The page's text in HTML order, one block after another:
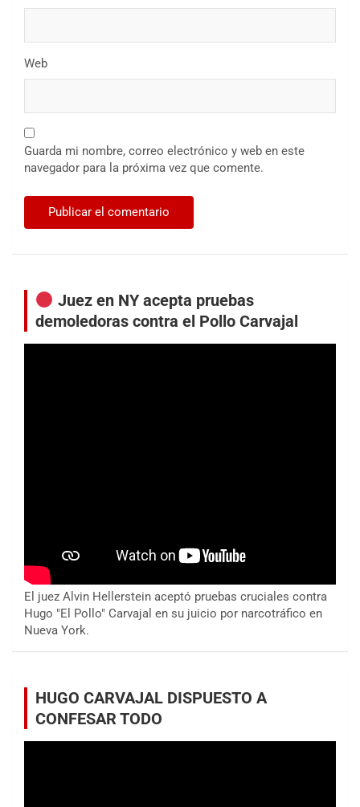
Web
Guarda mi nombre, correo electrónico y web en este
navegador para la próxima vez que comente.
Juez en NY acepta pruebas
demoledoras contra el Pollo Carvajal
El juez Alvin Hellerstein aceptó pruebas cruciales contra
Hugo "El Pollo" Carvajal en su juicio por narcotráfico en
Nueva York.
HUGO CARVAJAL DISPUESTO A
CONFESAR TODO